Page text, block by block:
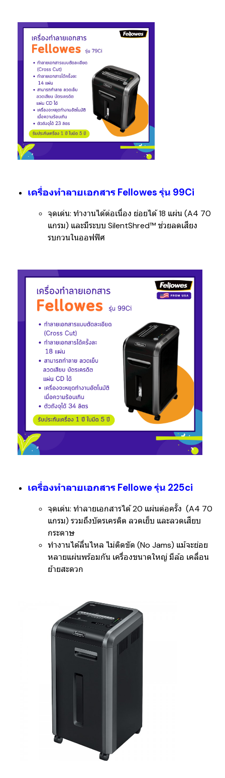
เครื่องทำลายเอกสาร Fellowes รุ่น 99Ci
จุดเด่น: ทำงานได้ต่อเนื่อง ย่อยได้ 18 แผ่น (A4 70
แกรม) และมีระบบ SilentShred™ช่วยลดเสียง
รบกวนในออฟฟิศ
เครื่องทำลายเอกสาร Fellowe รุ่น 225ci
จุดเด่น: ทำลายเอกสารได้ 20 แผ่นต่อครั้ง (A4 70
แกรม) รวมถึงบัตรเครดิต ลวดเย็บ และลวดเสียบ
กระดาษ
ทำงานได้ลื่นไหล ไม่ติดขัด (No Jams) แม้จะย่อย
หลายแผ่นพร้อมกัน เครื่องขนาดใหญ่ มีล้อ เคลื่อน
ย้ายสะดวก